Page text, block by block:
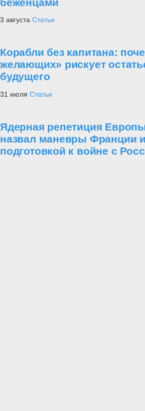
3 августа Статьи
Корабли без капитана:
желающих» рискует
будущего
31 июля Статьи
Ядерная репетиция
назвал маневры Франции
подготовкой к войне с